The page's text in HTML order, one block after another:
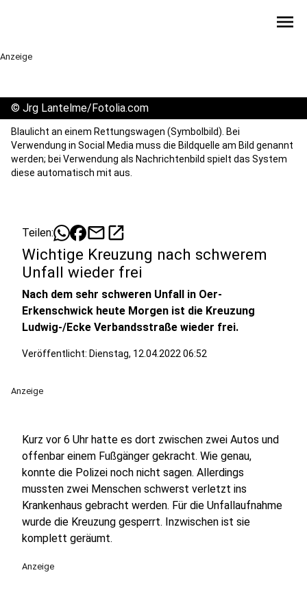
menu
Anzeige
© Jrg Lantelme/Fotolia.com
Blaulicht an einem Rettungswagen (Symbolbild). Bei
Verwendung in Social Media muss die Bildquelle am Bild genannt
werden; bei Verwendung als Nachrichtenbild spielt das System
diese automatisch mit aus.
Teilen: mailopen_in_new
Wichtige Kreuzung nach schwerem
Unfall wieder frei
Nach dem sehr schweren Unfall in Oer-
Erkenschwick heute Morgen ist die Kreuzung
Ludwig-/Ecke Verbandsstraße wieder frei.
Veröffentlicht: Dienstag, 12.04.2022 06:52
Anzeige
Kurz vor 6 Uhr hatte es dort zwischen zwei Autos und
offenbar einem Fußgänger gekracht. Wie genau,
konnte die Polizei noch nicht sagen. Allerdings
mussten zwei Menschen schwerst verletzt ins
Krankenhaus gebracht werden. Für die Unfallaufnahme
wurde die Kreuzung gesperrt. Inzwischen ist sie
komplett geräumt.
Anzeige